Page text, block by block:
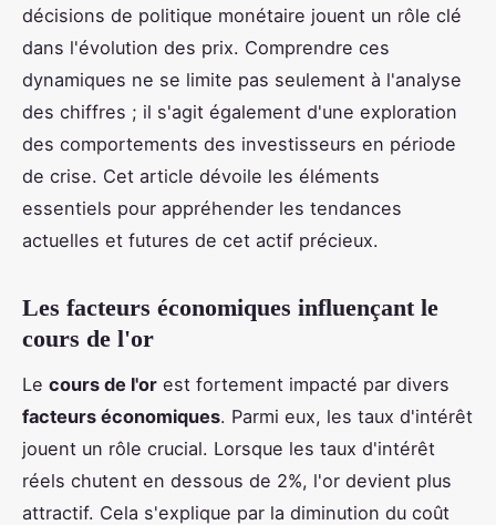
décisions de politique monétaire jouent un rôle clé
dans l'évolution des prix. Comprendre ces
dynamiques ne se limite pas seulement à l'analyse
des chiffres ; il s'agit également d'une exploration
des comportements des investisseurs en période
de crise. Cet article dévoile les éléments
essentiels pour appréhender les tendances
actuelles et futures de cet actif précieux.
Les facteurs économiques influençant le
cours de l'or
Le cours de l'or est fortement impacté par divers
facteurs économiques. Parmi eux, les taux d'intérêt
jouent un rôle crucial. Lorsque les taux d'intérêt
réels chutent en dessous de 2%, l'or devient plus
attractif. Cela s'explique par la diminution du coût